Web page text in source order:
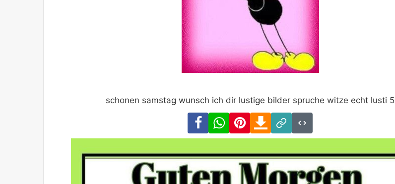
schonen samstag wunsch ich dir lustige bilder spruche witze echt lusti 5
FacebookWhatsAppPinterestDownload
Link